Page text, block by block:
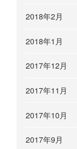
2018年2月
2018年1月
2017年12月
2017年11月
2017年10月
2017年9月